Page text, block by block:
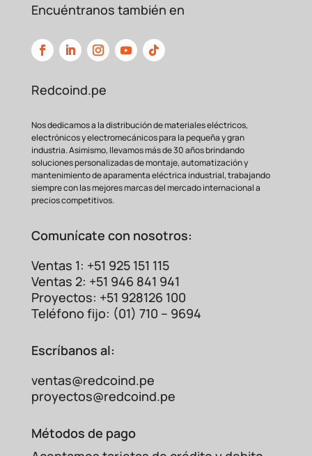
Encuéntranos también en
Redcoind.pe
Nos dedicamos a la distribución de materiales eléctricos,
electrónicos y electromecánicos para la pequeña y gran
industria. Asimismo, llevamos más de 30 años brindando
soluciones personalizadas de montaje, automatización y
mantenimiento de aparamenta eléctrica industrial, trabajando
siempre con las mejores marcas del mercado internacional a
precios competitivos.
Comunícate con nosotros:
Ventas 1: +51 925 151 115
Ventas 2: +51 946 841 941
Proyectos: +51 928126 100
Teléfono fijo: (01) 710 – 9694
Escríbanos al:
ventas@redcoind.pe
proyectos@redcoind.pe
Métodos de pago